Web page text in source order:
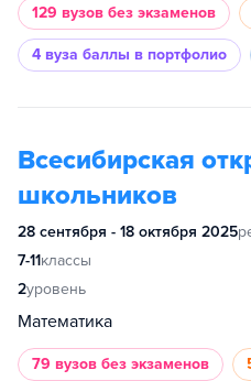
129 вузов без экзаменов
4 вуза баллы в портфолио
Всесибирская
школьников
28 сентября - 18 октября 2025
7-11классы
2уровень
Математика
79 вузов без экзаменов